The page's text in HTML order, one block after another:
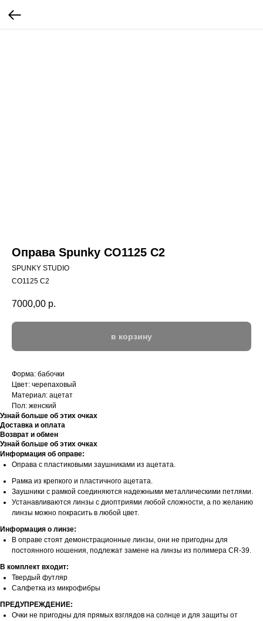
Оправа Spunky CO1125 C2
SPUNKY STUDIO
CO1125 C2
7000,00 р.
в корзину
Форма: бабочки
Цвет: черепаховый
Материал: ацетат
Пол: женский
Узнай больше об этих очках
Доставка и оплата
Возврат и обмен
Узнай больше об этих очках
Информация об оправе:
Оправа с пластиковыми заушниками из ацетата.
Рамка из крепкого и пластичного ацетата.
Заушники с рамкой соединяются надежными металлическими петлями.
Устанавливаются линзы с диоптриями любой сложности, а по желанию
линзы можно покрасить в любой цвет.
Информация о линзе:
В оправе стоят демонстрационные линзы, они не пригодны для
постоянного ношения, подлежат замене на линзы из полимера CR-39.
В комплект входит:
Твердый футляр
Салфетка из микрофибры
ПРЕДУПРЕЖДЕНИЕ:
Очки не пригодны для прямых взглядов на солнце и для защиты от